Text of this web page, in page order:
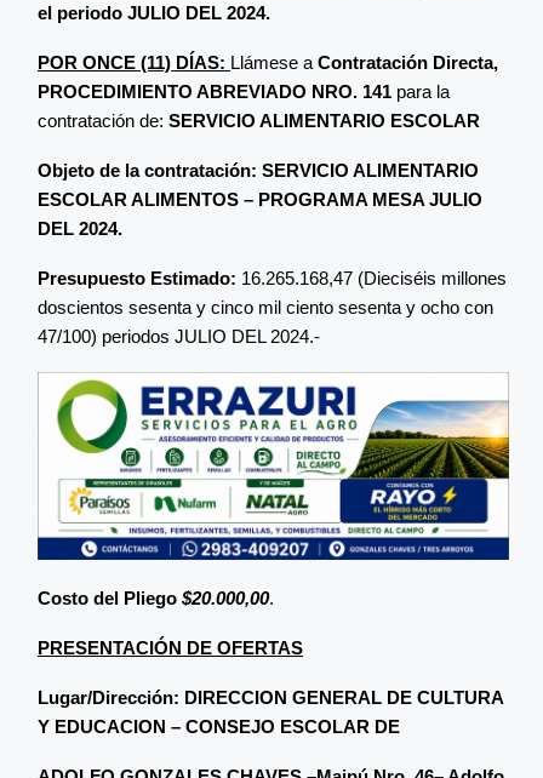
el periodo JULIO DEL 2024.
POR ONCE (11) DÍAS: Llámese a Contratación Directa,
PROCEDIMIENTO ABREVIADO NRO. 141 para la
contratación de: SERVICIO ALIMENTARIO ESCOLAR
Objeto de la contratación: SERVICIO ALIMENTARIO
ESCOLAR ALIMENTOS – PROGRAMA MESA JULIO
DEL 2024.
Presupuesto Estimado: 16.265.168,47 (Dieciséis millones
doscientos sesenta y cinco mil ciento sesenta y ocho con
47/100) periodos JULIO DEL 2024.-
Costo del Pliego $20.000,00.
PRESENTACIÓN DE OFERTAS
Lugar/Dirección: DIRECCION GENERAL DE CULTURA
Y EDUCACION – CONSEJO ESCOLAR DE